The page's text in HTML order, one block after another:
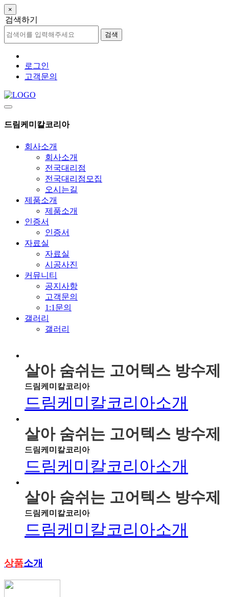
×
검색하기
검색
로그인
고객문의
드림케미칼코리아
회사소개
회사소개
전국대리점
전국대리점모집
오시는길
제품소개
제품소개
인증서
인증서
자료실
자료실
시공사진
커뮤니티
공지사항
고객문의
1:1문의
갤러리
갤러리
살아 숨쉬는 고어텍스 방수제
드림케미칼코리아
드림케미칼코리아소개
살아 숨쉬는 고어텍스 방수제
드림케미칼코리아
드림케미칼코리아소개
살아 숨쉬는 고어텍스 방수제
드림케미칼코리아
드림케미칼코리아소개
상품소개